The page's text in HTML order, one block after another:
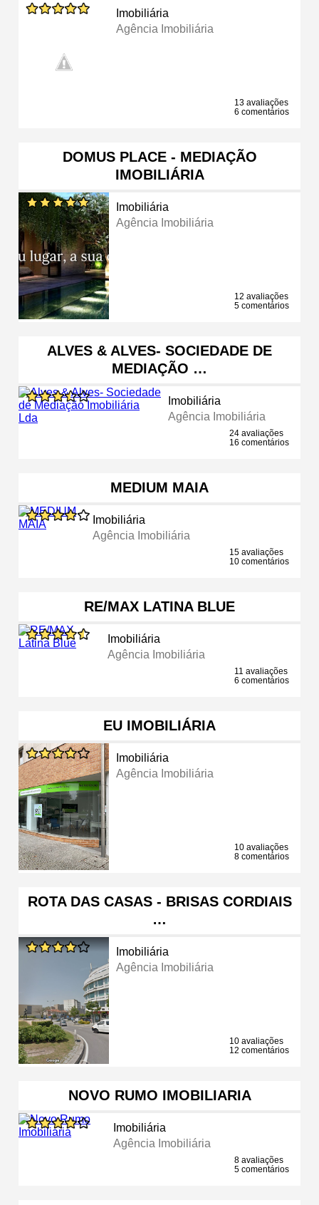
Imobiliária
Agência Imobiliária
13 avaliações
6 comentários
DOMUS PLACE - MEDIAÇÃO
IMOBILIÁRIA
Imobiliária
Agência Imobiliária
12 avaliações
5 comentários
ALVES & ALVES- SOCIEDADE DE
MEDIAÇÃO …
Imobiliária
Agência Imobiliária
24 avaliações
16 comentários
MEDIUM MAIA
Imobiliária
Agência Imobiliária
15 avaliações
10 comentários
RE/MAX LATINA BLUE
Imobiliária
Agência Imobiliária
11 avaliações
6 comentários
EU IMOBILIÁRIA
Imobiliária
Agência Imobiliária
10 avaliações
8 comentários
ROTA DAS CASAS - BRISAS CORDIAIS
…
Imobiliária
Agência Imobiliária
10 avaliações
12 comentários
NOVO RUMO IMOBILIARIA
Imobiliária
Agência Imobiliária
8 avaliações
5 comentários